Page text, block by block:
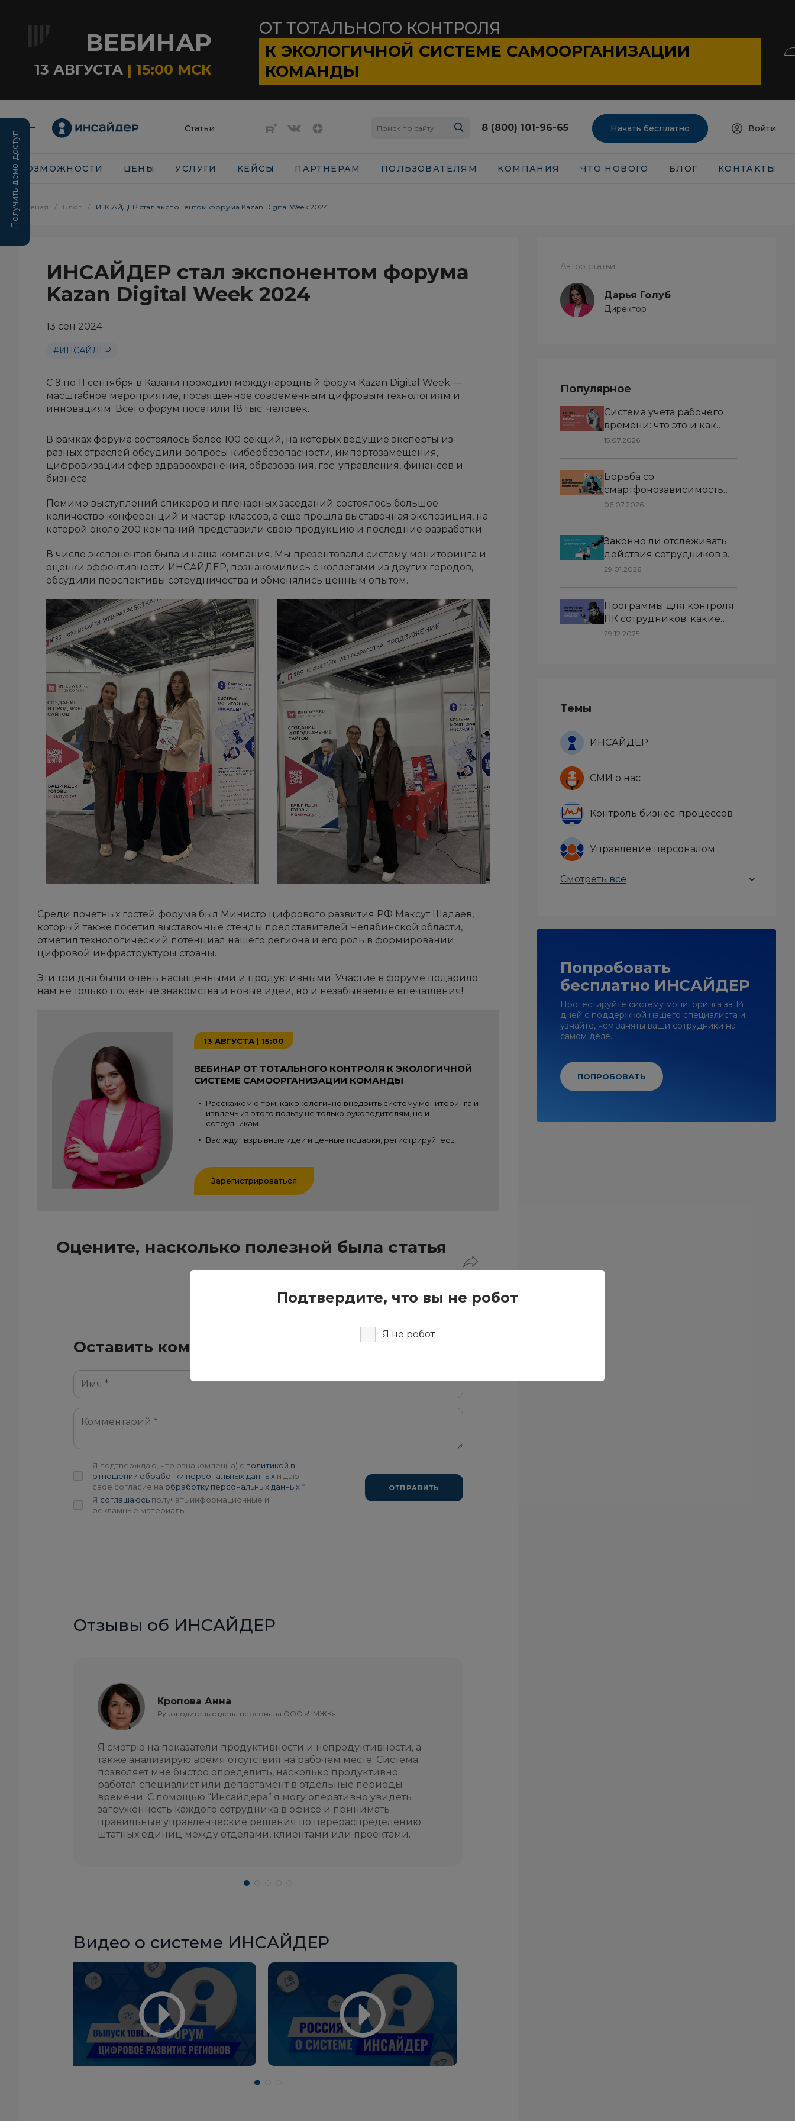
Подтвердите, что вы не робот
Я не робот
Получить демо-доступ
ВЕБИНАР
13 АВГУСТА | 15:00 МСК
ОТ ТОТАЛЬНОГО КОНТРОЛЯ
К ЭКОЛОГИЧНОЙ СИСТЕМЕ САМООРГАНИЗАЦИИ
КОМАНДЫ
Статьи 8 (800) 101-96-65 Начать бесплатно Войти
ВОЗМОЖНОСТИ ЦЕНЫ УСЛУГИ КЕЙСЫ ПАРТНЕРАМ ПОЛЬЗОВАТЕЛЯМ КОМПАНИЯ ЧТО НОВОГО БЛОГ КОНТАКТЫ
Главная / Блог / ИНСАЙДЕР стал экспонентом форума Kazan Digital Week 2024
Автор статьи:
Дарья Голуб
Директор
Популярное
Система учета рабочего
времени: что это и как
работает в 2026
15.07.2026
Борьба со
смартфонозависимостью
на работе: как снизить
сотрудников
06.07.2026
Законно ли отслеживать
действия сотрудников за
компьютером: как
29.01.2026
Программы для контроля
ПК сотрудников: какие
бывают и зачем
29.12.2025
Темы
ИНСАЙДЕР
СМИ о нас
Контроль бизнес-процессов
Управление персоналом
Смотреть все
Попробовать
бесплатно ИНСАЙДЕР
Протестируйте систему мониторинга за 14
дней с поддержкой нашего специалиста и
узнайте, чем заняты ваши сотрудники на
самом деле.
ПОПРОБОВАТЬ
ИНСАЙДЕР стал экспонентом форума
Kazan Digital Week 2024
13 сен 2024
#ИНСАЙДЕР
С 9 по 11 сентября в Казани проходил международный форум Kazan Digital Week —
масштабное мероприятие, посвященное современным цифровым технологиям и
инновациям. Всего форум посетили 18 тыс. человек.
В рамках форума состоялось более 100 секций, на которых ведущие эксперты из
разных отраслей обсудили вопросы кибербезопасности, импортозамещения,
цифровизации сфер здравоохранения, образования, гос. управления, финансов и
бизнеса.
Помимо выступлений спикеров и пленарных заседаний состоялось большое
количество конференций и мастер-классов, а еще прошла выставочная экспозиция, на
которой около 200 компаний представили свою продукцию и последние разработки.
В числе экспонентов была и наша компания. Мы презентовали систему мониторинга и
оценки эффективности ИНСАЙДЕР, познакомились с коллегами из других городов,
обсудили перспективы сотрудничества и обменялись ценным опытом.
Среди почетных гостей форума был Министр цифрового развития РФ Максут Шадаев,
который также посетил выставочные стенды представителей Челябинской области,
отметил технологический потенциал нашего региона и его роль в формировании
цифровой инфраструктуры страны.
Эти три дня были очень насыщенными и продуктивными. Участие в форуме подарило
нам не только полезные знакомства и новые идеи, но и незабываемые впечатления!
13 АВГУСТА | 15:00
ВЕБИНАР ОТ ТОТАЛЬНОГО КОНТРОЛЯ К ЭКОЛОГИЧНОЙ
СИСТЕМЕ САМООРГАНИЗАЦИИ КОМАНДЫ
Расскажем о том, как экологично внедрить систему мониторинга и
извлечь из этого пользу не только руководителям, но и
сотрудникам.
Вас ждут взрывные идеи и ценные подарки, регистрируйтесь!
Зарегистрироваться
Оцените, насколько полезной была статья
Оставить комментарий
Я подтверждаю, что ознакомлен(-а) с политикой в
отношении обработки персональных данных и даю
свое согласие на обработку персональных данных *
Я соглашаюсь получать информационные и
рекламные материалы
ОТПРАВИТЬ
Отзывы об ИНСАЙДЕР
Кропова Анна
Руководитель отдела персонала ООО «ЧМЖК»
Я смотрю на показатели продуктивности и непродуктивности, а
также анализирую время отсутствия на рабочем месте. Система
позволяет мне быстро определить, насколько продуктивно
работал специалист или департамент в отдельные периоды
времени. С помощью “Инсайдера” я могу оперативно увидеть
загруженность каждого сотрудника в офисе и принимать
правильные управленческие решения по перераспределению
штатных единиц между отделами, клиентами или проектами.
Видео о системе ИНСАЙДЕР